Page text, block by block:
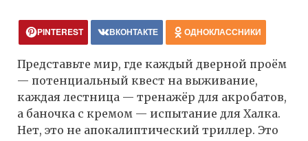
PINTEREST ВКОНТАКТЕ ОДНОКЛАССНИКИ
Представьте мир, где каждый дверной проём
— потенциальный квест на выживание,
каждая лестница — тренажёр для акробатов,
а баночка с кремом — испытание для Халка.
Нет, это не апокалиптический триллер. Это